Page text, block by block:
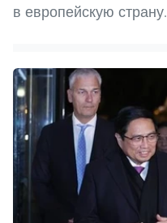
в европейскую страну.